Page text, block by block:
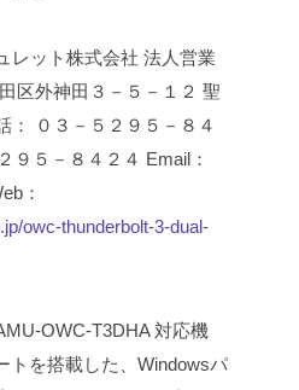
レット株式会社 法人営業
区外神田３－５－１２ 聖
： ０３－５２９５－８４
９５－８４２４ Email：
：
owc-thunderbolt-3-dual-
OWC-T3DHA対応機
トを搭載した、Windowsパ